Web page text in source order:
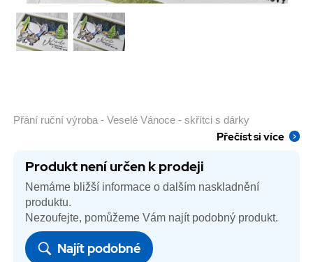
Přání ruční výroba - Veselé Vánoce - skřítci s dárky
Přečíst si více
Produkt není určen k prodeji
Nemáme bližší informace o dalším naskladnění
produktu.
Nezoufejte, pomůžeme Vám najít podobný produkt.
Najít podobné